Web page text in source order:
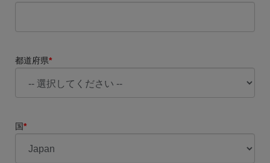
都道府県*
国*